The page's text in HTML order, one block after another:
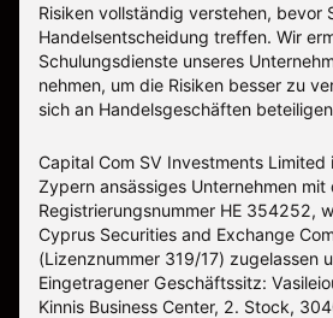
Risiken vollständig verstehen, bevor
Handelsentscheidung treffen. Wir
Schulungsdienste unseres
nehmen, um die Risiken besser zu
sich an Handelsgeschäften
Capital Com SV Investments Limited
Zypern ansässiges Unternehmen mit
Registrierungsnummer HE 354252,
Cyprus Securities and Exchange
(Lizenznummer 319/17) zugelassen
Eingetragener Geschäftssitz:
Kinnis Business Center, 2. Stock,